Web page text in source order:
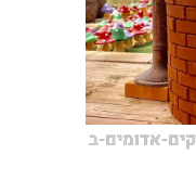
אדומים-ב